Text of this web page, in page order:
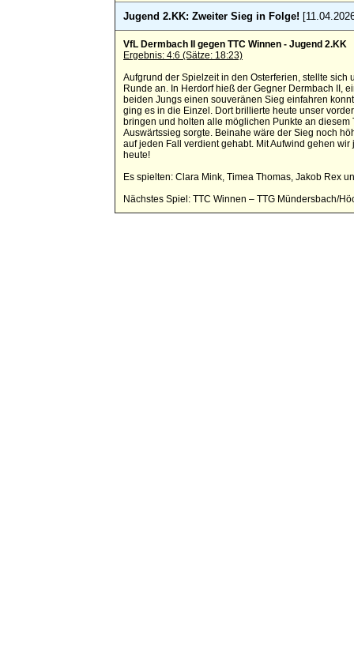
Jugend 2.KK: Zweiter Sieg in Folge!
VfL Dermbach II gegen TTC Winnen - Jugend 2.KK
Ergebnis: 4:6 (Sätze: 18:23)
Aufgrund der Spielzeit in den Osterferien, stellte
Runde an. In Herdorf hieß der Gegner Dermbach II,
beiden Jungs einen souveränen Sieg einfahren
ging es in die Einzel. Dort brillierte heute unser
bringen und holten alle möglichen Punkte an
Auswärtssieg sorgte. Beinahe wäre der Sieg noch
auf jeden Fall verdient gehabt. Mit Aufwind gehen
heute!
Es spielten: Clara Mink, Timea Thomas, Jakob Rex
Nächstes Spiel: TTC Winnen – TTG Mündersbach/